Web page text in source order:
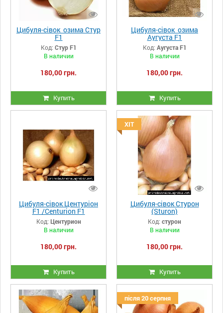
Цибуля-сівок озима Стур
F1
Код: Стур F1
В наличии
180,00 грн.
Купить
Цибуля-сівок озима
Аугуста F1
Код: Аугуста F1
В наличии
180,00 грн.
Купить
Цибуля-сівок Центуріон
F1 /Centurion F1
Код: Центурион
В наличии
180,00 грн.
Купить
ХІТ
Цибуля-сівок Стурон
(Sturon)
Код: стурон
В наличии
180,00 грн.
Купить
після 20 серпня